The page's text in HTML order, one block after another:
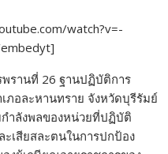
watch?v=-
พรานที่ 26 ฐานปฏิบัติการ
ภอละหานทราย จังหวัดบุรีรัมย์
ำลังพลของหน่วยที่ปฏิบัติ
เสียสละตนในการปกป้อง